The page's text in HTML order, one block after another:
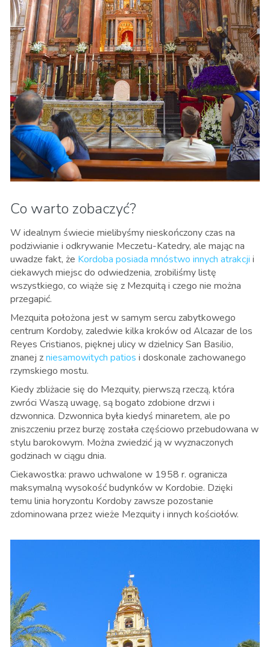
Co warto zobaczyć?
W idealnym świecie mielibyśmy nieskończony czas na
podziwianie i odkrywanie Meczetu-Katedry, ale mając na
uwadze fakt, że Kordoba posiada mnóstwo innych atrakcji i
ciekawych miejsc do odwiedzenia, zrobiliśmy listę
wszystkiego, co wiąże się z Mezquitą i czego nie można
przegapić.
Mezquita położona jest w samym sercu zabytkowego
centrum Kordoby, zaledwie kilka kroków od Alcazar de los
Reyes Cristianos, pięknej ulicy w dzielnicy San Basilio,
znanej zniesamowitych patios i doskonale zachowanego
rzymskiego mostu.
Kiedy zbliżacie się do Mezquity, pierwszą rzeczą, która
zwróci Waszą uwagę, są bogato zdobione drzwi i
dzwonnica. Dzwonnica była kiedyś minaretem, ale po
zniszczeniu przez burzę została częściowo przebudowana w
stylu barokowym. Można zwiedzić ją w wyznaczonych
godzinach w ciągu dnia.
Ciekawostka: prawo uchwalone w 1958 r. ogranicza
maksymalną wysokość budynków w Kordobie. Dzięki
temu linia horyzontu Kordoby zawsze pozostanie
zdominowana przez wieże Mezquity i innych kościołów.